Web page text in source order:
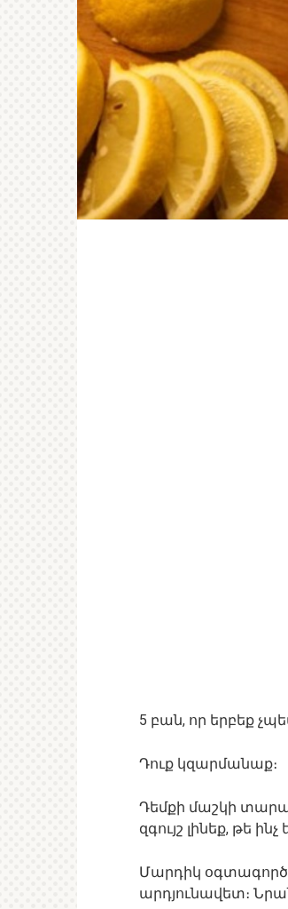
5 բան, որ երբեք
Դուք կզարմանաք։
Դեմքի մաշկի
զգույշ լինեք, թե
Մարդիկ
արդյունավետ։